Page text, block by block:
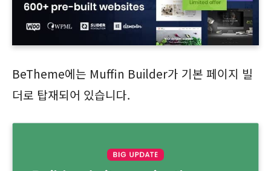
BeTheme에는 Muffin Builder가 기본 페이지 빌
더로 탑재되어 있습니다.